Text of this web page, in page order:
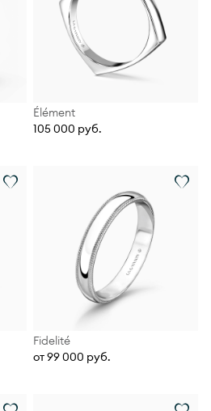
Élément
105 000 руб.
Fidelité
от 99 000 руб.